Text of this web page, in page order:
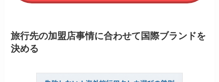
旅行先の加盟店事情に合わせて国際ブランドを
決める